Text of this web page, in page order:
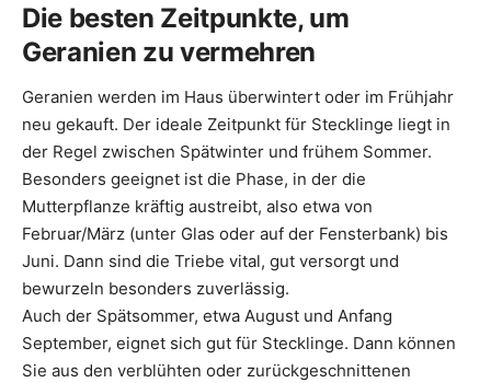
Die besten Zeitpunkte, um
Geranien zu vermehren
Geranien werden im Haus überwintert oder im Frühjahr
neu gekauft. Der ideale Zeitpunkt für Stecklinge liegt in
der Regel zwischen Spätwinter und frühem Sommer.
Besonders geeignet ist die Phase, in der die
Mutterpflanze kräftig austreibt, also etwa von
Februar/März (unter Glas oder auf der Fensterbank) bis
Juni. Dann sind die Triebe vital, gut versorgt und
bewurzeln besonders zuverlässig.
Auch der Spätsommer, etwa August und Anfang
September, eignet sich gut für Stecklinge. Dann können
Sie aus den verblühten oder zurückgeschnittenen